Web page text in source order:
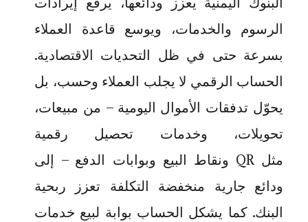
الرسوم والخدمات، ويوسع قاعدة العملاء
بسرعة حتى في ظل التحديات الاقتصادية.
الحساب الرقمي لا يجلب العملاء وحسب، بل
يحوّل تدفقات الأموال اليومية – من مبيعات،
تحويلات، وخدمات تحصيل رقمية
مثلQRونقاط البيع وبوابات الدفع – إلى
ودائع جارية منخفضة التكلفة تعزز ربحية
البنك. كما يشكل الحساب بوابة لبيع خدمات